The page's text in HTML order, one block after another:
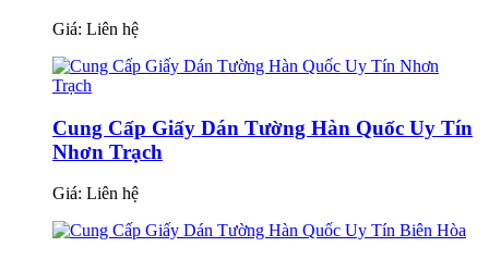
Giá: Liên hệ
Cung Cấp Giấy Dán Tường Hàn Quốc Uy Tín
Nhơn Trạch
Giá: Liên hệ